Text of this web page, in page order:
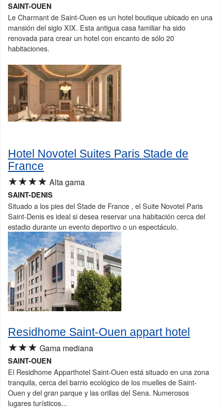
SAINT-OUEN
Le Charmant de Saint-Ouen es un hotel boutique ubicado en una
mansión del siglo XIX. Esta antigua casa familiar ha sido
renovada para crear un hotel con encanto de sólo 20
habitaciones.
Hotel Novotel Suites Paris Stade de
France
★★★★ Alta gama
SAINT-DENIS
Situado a los pies del Stade de France , el Suite Novotel Paris
Saint-Denis es ideal si desea reservar una habitación cerca del
estadio durante un evento deportivo o un espectáculo.
Residhome Saint-Ouen appart hotel
★★★ Gama mediana
SAINT-OUEN
El Residhome Apparthotel Saint-Ouen está situado en una zona
tranquila, cerca del barrio ecológico de los muelles de Saint-
Ouen y del gran parque y las orillas del Sena. Numerosos
lugares turísticos...